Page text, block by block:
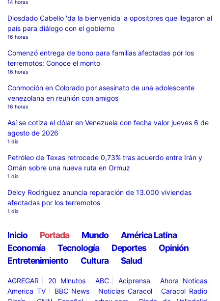
14 horas
Diosdado Cabello 'da la bienvenida' a opositores que llegaron al
país para diálogo con el gobierno
16 horas
Comenzó entrega de bono para familias afectadas por los
terremotos: Conoce el monto
16 horas
Conmoción en Colorado por asesinato de una adolescente
venezolana en reunión con amigos
16 horas
Así se cotiza el dólar en Venezuela con fecha valor jueves 6 de
agosto de 2026
1 día
Petróleo de Texas retrocede 0,73% tras acuerdo entre Irán y
Omán sobre una nueva ruta en Ormuz
1 día
Delcy Rodríguez anuncia reparación de 13.000 viviendas
afectadas por los terremotos
1 día
Inicio Portada Mundo
América Latina
Economía
Tecnología Deportes
Opinión
Entretenimiento
Cultura Salud
AGREGAR 20 Minutos ABC Aciprensa
Ahora Noticas
America TV
BBC News Noticias Caracol
Caracol Radio